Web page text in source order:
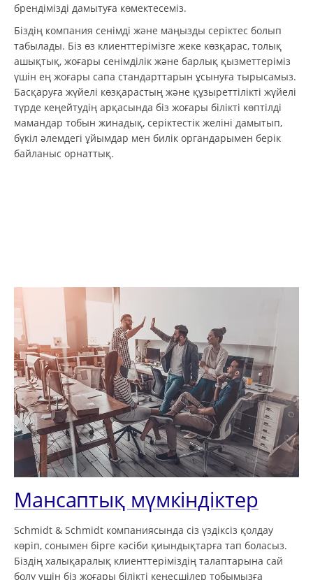
брендімізді дамытуға көмектесеміз.
Біздің компания сенімді және маңызды серіктес болып
табылады. Біз өз клиенттерімізге жеке көзқарас, толық
ашықтық, жоғары сенімділік және барлық қызметтеріміз
үшін ең жоғары сапа стандарттарын ұсынуға тырысамыз.
Басқаруға жүйелі көзқарастың және құзыреттілікті жүйелі
түрде кеңейтудің арқасында біз жоғары білікті көптілді
мамандар тобын жинадық, серіктестік желіні дамытып,
бүкіл әлемдегі ұйымдар мен билік органдарымен берік
байланыс орнаттық.
Мансаптық мүмкіндіктер
Schmidt & Schmidt компаниясында сіз үздіксіз қолдау
көріп, сонымен бірге кәсіби қиындықтарға тап боласыз.
Біздің халықаралық клиенттеріміздің талаптарына сай
болу үшін біз жоғары білікті кеңесшілер тобымызға